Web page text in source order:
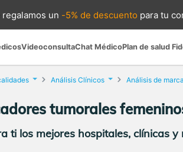
un -5% de descuento para tu
VideoconsultaChat MédicoPlan de salud
Análisis Clínicos
tumorales
ti los mejores hospitales, clínicas